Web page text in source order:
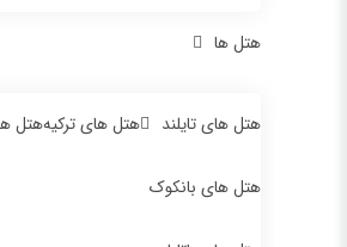
هتل ها
هتل های تایلند
هتل های بانکوک
هتل های ترکیههتل